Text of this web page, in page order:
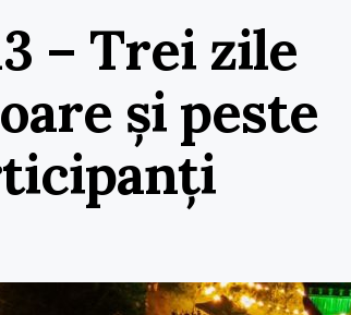
– Trei zile
și peste